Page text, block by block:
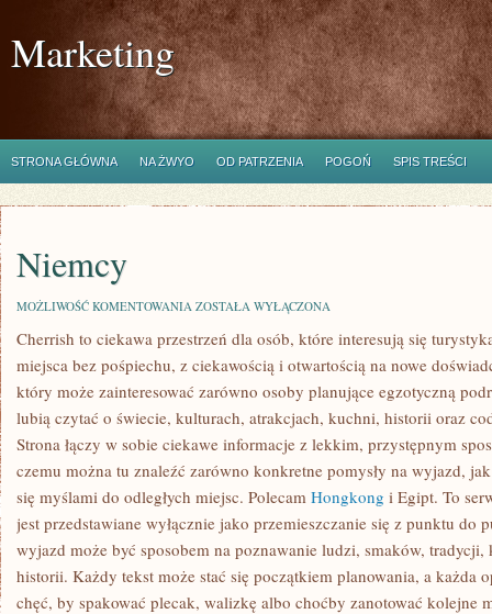
Marketing
STRONA GŁÓWNA NA ŻWYO OD PATRZENIA POGOŃ SPIS TREŚCI
Niemcy
MOŻLIWOŚĆ KOMENTOWANIA NIEMCY
ZOSTAŁA WYŁĄCZONA
Cherrish to ciekawa przestrzeń dla osób, które interesują się
miejsca bez pośpiechu, z ciekawością i otwartością na nowe
który może zainteresować zarówno osoby planujące egzotyczną
lubią czytać o świecie, kulturach, atrakcjach, kuchni, historii oraz
Strona łączy w sobie ciekawe informacje z lekkim, przystępnym
czemu można tu znaleźć zarówno konkretne pomysły na wyjazd,
się myślami do odległych miejsc. Polecam Hongkong i Egipt. To
jest przedstawiane wyłącznie jako przemieszczanie się z punktu do
wyjazd może być sposobem na poznawanie ludzi, smaków,
historii. Każdy tekst może stać się początkiem planowania, a każda
chęć, by spakować plecak, walizkę albo choćby zanotować kolejne